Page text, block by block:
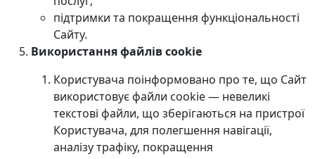
підтримки та покращення функціональності
Сайту.
Використання файлів cookie
Користувача поінформовано про те, що Сайт
використовує файли cookie — невеликі
текстові файли, що зберігаються на пристрої
Користувача, для полегшення навігації,
аналізу трафіку, покращення